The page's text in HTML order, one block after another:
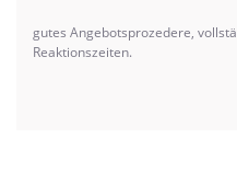
gutes Angebotsprozedere,
Reaktionszeiten.